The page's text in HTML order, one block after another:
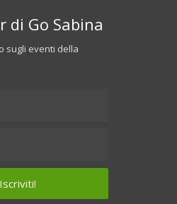
di Go Sabina
sugli eventi della